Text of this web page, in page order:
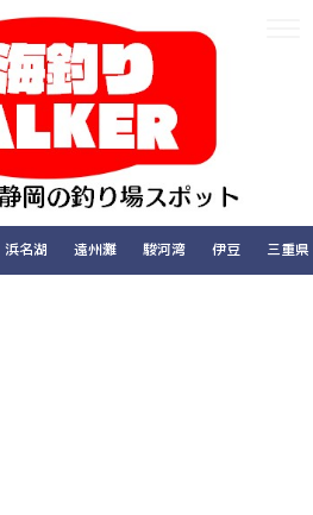
浜名湖 遠州灘 駿河湾 伊豆 三重県